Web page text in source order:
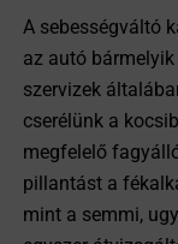
A sebességváltó
az autó
szervizek
cserélünk a
megfelelő
pillantást a
mint a semmi,